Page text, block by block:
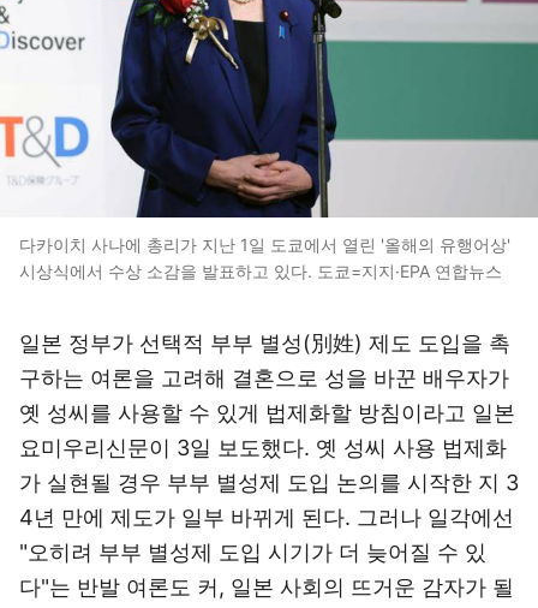
다카이치 사나에 총리가 지난 1일 도쿄에서 열린 '올해의 유행어상'
시상식에서 수상 소감을 발표하고 있다. 도쿄=지지·EPA 연합뉴스
일본 정부가 선택적 부부 별성(別姓) 제도 도입을 촉
구하는 여론을 고려해 결혼으로 성을 바꾼 배우자가
옛 성씨를 사용할 수 있게 법제화할 방침이라고 일본
요미우리신문이 3일 보도했다. 옛 성씨 사용 법제화
가 실현될 경우 부부 별성제 도입 논의를 시작한 지 3
4년 만에 제도가 일부 바뀌게 된다. 그러나 일각에선
"오히려 부부 별성제 도입 시기가 더 늦어질 수 있
다"는 반발 여론도 커, 일본 사회의 뜨거운 감자가 될